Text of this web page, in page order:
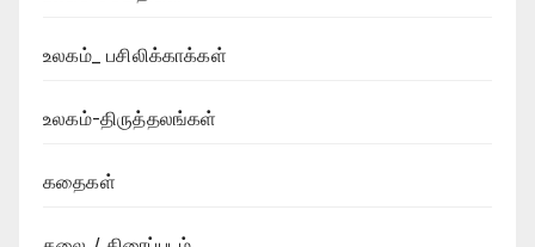
உலகம்_ பசிலிக்காக்கள்
உலகம்-திருத்தலங்கள்
கதைகள்